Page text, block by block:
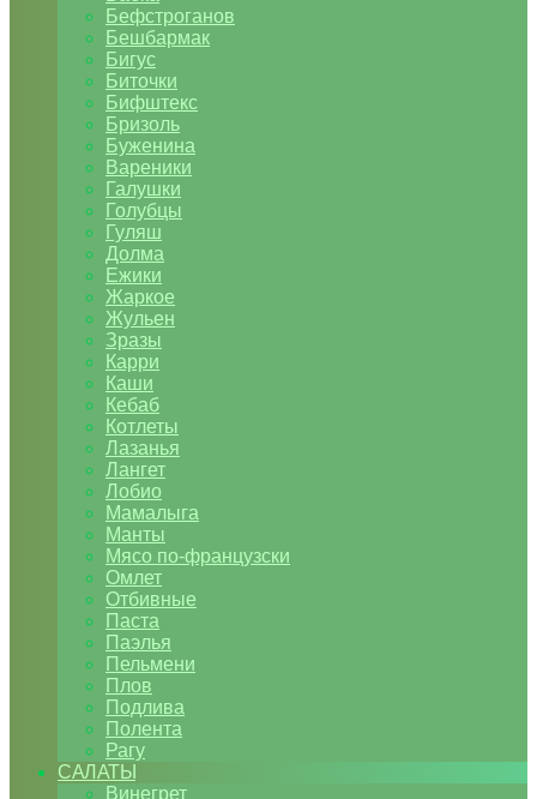
Бефстроганов
Бешбармак
Бигус
Биточки
Бифштекс
Бризоль
Буженина
Вареники
Галушки
Голубцы
Гуляш
Долма
Ежики
Жаркое
Жульен
Зразы
Карри
Каши
Кебаб
Котлеты
Лазанья
Лангет
Лобио
Мамалыга
Манты
Мясо по-французски
Омлет
Отбивные
Паста
Паэлья
Пельмени
Плов
Подлива
Полента
Рагу
САЛАТЫ
Винегрет